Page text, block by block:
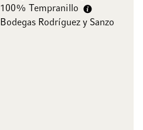
100% Tempranillo
Bodegas Rodríguez y Sanzo